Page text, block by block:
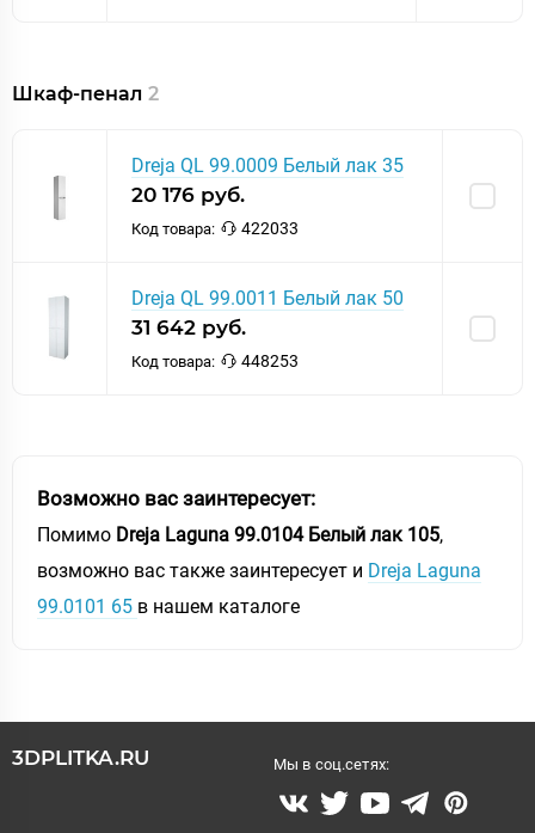
Шкаф-пенал 2
Dreja QL 99.0009 Белый лак 35
20 176 руб.
Код товара: 422033
Dreja QL 99.0011 Белый лак 50
31 642 руб.
Код товара: 448253
Возможно вас заинтересует:
Помимо Dreja Laguna 99.0104 Белый лак 105,
возможно вас также заинтересует и Dreja Laguna
99.0101 65 в нашем каталоге
3DPLITKA.RU Мы в соц.сетях: